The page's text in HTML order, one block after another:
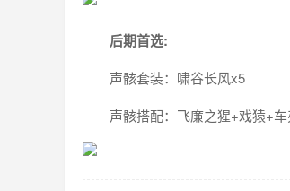
后期首选:
声骸套装：啸谷长风x5
声骸搭配：飞廉之猩+戏猿+